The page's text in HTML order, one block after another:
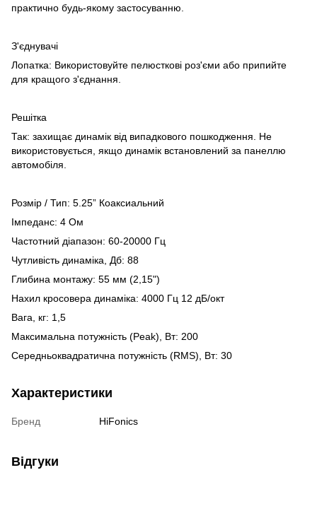
практично будь-якому застосуванню.
З'єднувачі
Лопатка: Використовуйте пелюсткові роз'єми або припийте
для кращого з'єднання.
Решітка
Так: захищає динамік від випадкового пошкодження. Не
використовується, якщо динамік встановлений за панеллю
автомобіля.
Розмір / Тип: 5.25” Коаксиальний
Імпеданс: 4 Ом
Частотний діапазон: 60-20000 Гц
Чутливість динаміка, Дб: 88
Глибина монтажу: 55 мм (2,15")
Нахил кросовера динаміка: 4000 Гц 12 дБ/окт
Вага, кг: 1,5
Максимальна потужність (Peak), Вт: 200
Середньоквадратична потужність (RMS), Вт: 30
Характеристики
Бренд HiFonics
Відгуки